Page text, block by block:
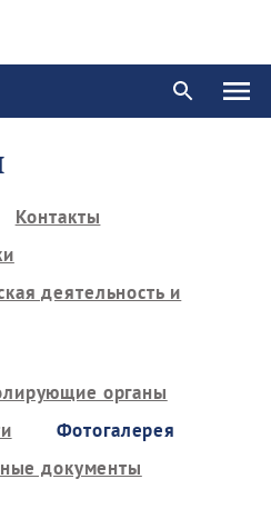
Контакты
деятельность и
органы
Фотогалерея
документы